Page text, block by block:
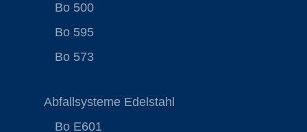
Bo 500
Bo 595
Bo 573
Abfallsysteme Edelstahl
Bo E601